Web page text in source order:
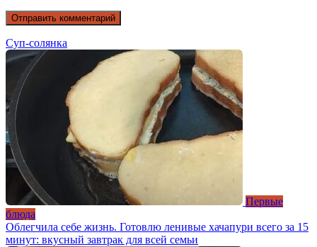
Суп-солянка
Первые
блюда
Облегчила себе жизнь. Готовлю ленивые хачапури всего за 15
минут: вкусный завтрак для всей семьи